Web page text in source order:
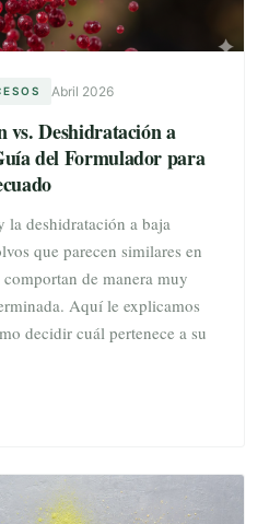
Abril 2026
vs. Deshidratación a
del Formulador para
la deshidratación a baja
que parecen similares en
de manera muy
Aquí le explicamos
decidir cuál pertenece a su